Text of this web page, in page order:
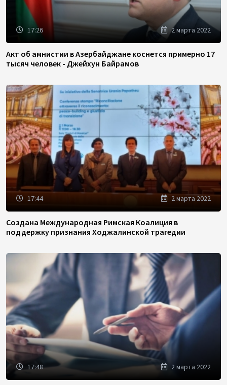
17:26 2 марта 2022
Акт об амнистии в Азербайджане коснется примерно 17
тысяч человек - Джейхун Байрамов
17:44 2 марта 2022
Создана Международная Римская Коалиция в
поддержку признания Ходжалинской трагедии
17:48 2 марта 2022